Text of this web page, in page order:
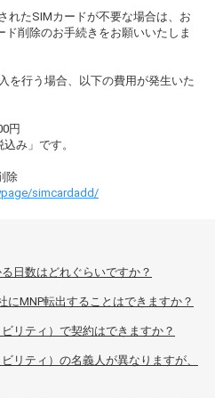
れたSIMカードが不要な場合は、お
ド削除のお手続きをお願いいたしま
を行う場合、以下の費用が発生いた
円
み」です。
除
simcardadd/
日数はどれぐらいですか？
MNP転出することはできますか？
リティ）で契約はできますか？
リティ）の名義人が異なりますが、